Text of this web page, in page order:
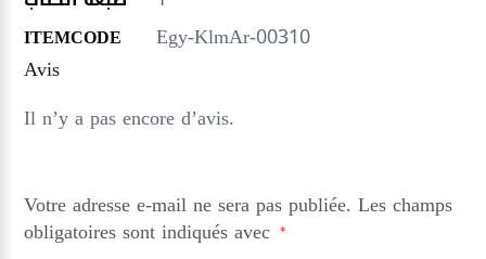
ITEMCODE
Egy-KlmAr-00310
Avis
Il n’y a pas encore d’avis.
Votre adresse e-mail ne sera pas publiée. Les champs
obligatoires sont indiqués avec *